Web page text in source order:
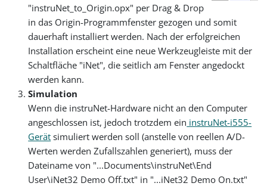
"instruNet_to_Origin.opx" per Drag & Drop
in das Origin-Programmfenster gezogen und somit
dauerhaft installiert werden. Nach der erfolgreichen
Installation erscheint eine neue Werkzeugleiste mit der
Schaltfläche "iNet", die seitlich am Fenster angedockt
werden kann.
Simulation
Wenn die instruNet-Hardware nicht an den Computer
angeschlossen ist, jedoch trotzdem ein instruNet-i555-
Gerät simuliert werden soll (anstelle von reellen A/D-
Werten werden Zufallszahlen generiert), muss der
Dateiname von "...Documents\instruNet\End
User\iNet32 Demo Off.txt" in "...iNet32 Demo On.txt"